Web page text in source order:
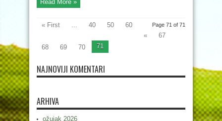
Read More »
Page 71 of 71
« First ... 40 50
60
«
67
68
69 70 71
NAJNOVIJI KOMENTARI
ARHIVA
ožujak 2026